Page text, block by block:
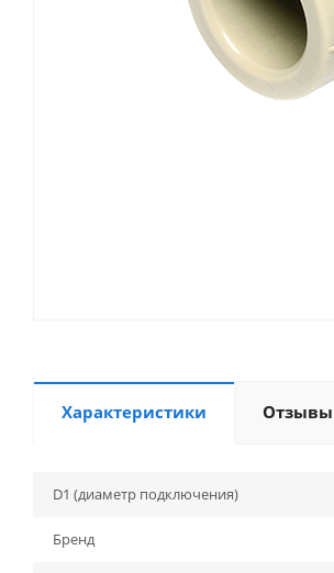
Характеристики Отзывы
D1 (диаметр подключения)
Бренд